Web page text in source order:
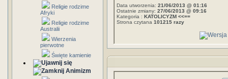
Religie rodzime
Afryki
Religie rodzime
Australii
Wierzenia
pierwotne
Święte kamienie
Animizm
Data utworzenia: 21/06/2013 @ 01:16
Ostatnie zmiany: 27/06/2013 @ 09:16
Kategoria : KATOLICYZM <<==
Strona czytana 101215 razy